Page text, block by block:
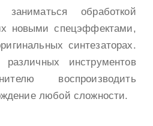
обработкой
новыми спецэффектами,
синтезаторах.
инструментов
воспроизводить
любой сложности.